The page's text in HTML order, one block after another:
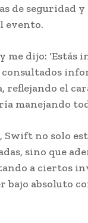
de seguridad
evento.
me dijo: ‘Estás
reflejando el
manejando
Swift no solo
sino que
a ciertos
bajo absoluto